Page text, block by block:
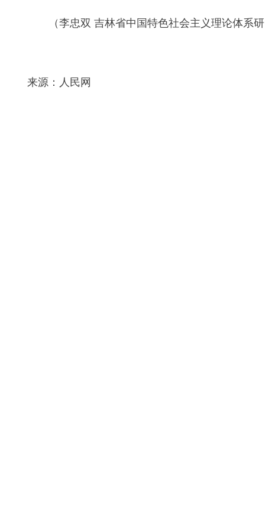
（李忠双 吉林省中国特色社会主义理论体系
来源：人民网